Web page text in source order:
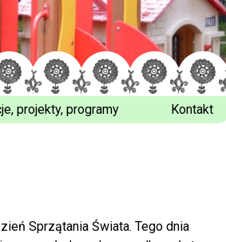
projekty, programy Kontakt
Sprzątania Świata. Tego dnia